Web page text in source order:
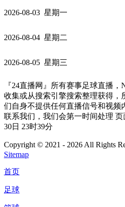
2026-08-03 星期一
2026-08-04 星期二
2026-08-05 星期三
『24直播网』所有赛事足球直播
收集或从搜索引擎搜索整理获得，
们自身不提供任何直播信号和视频
联系我们，我们会第一时间处理 页
30日 23时39分
Copyright © 2021 - 2026 All Rights
Sitemap
首页
足球